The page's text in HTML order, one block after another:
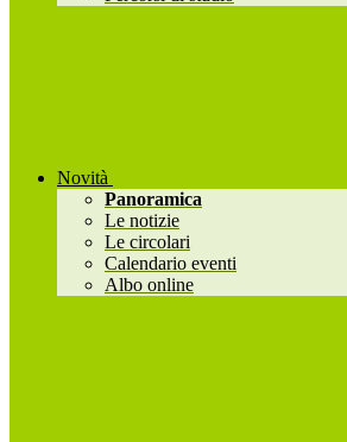
Novità
Panoramica
Le notizie
Le circolari
Calendario eventi
Albo online